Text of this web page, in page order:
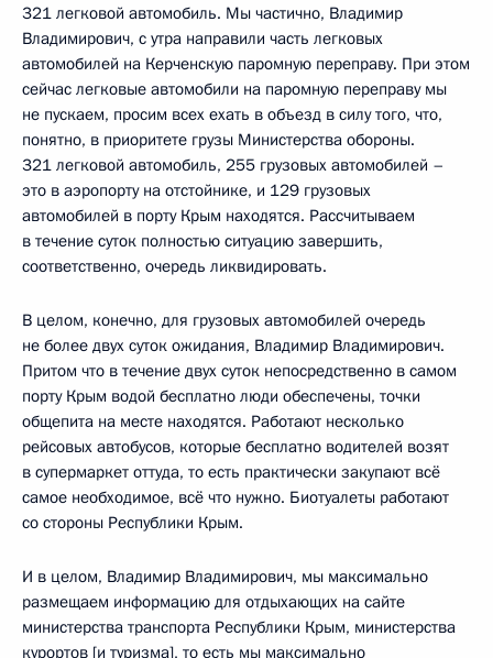
321 легковой автомобиль. Мы частично, Владимир
Владимирович, с утра направили часть легковых
автомобилей на Керченскую паромную переправу. При этом
сейчас легковые автомобили на паромную переправу мы
не пускаем, просим всех ехать в объезд в силу того, что,
понятно, в приоритете грузы Министерства обороны.
321 легковой автомобиль, 255 грузовых автомобилей –
это в аэропорту на отстойнике, и 129 грузовых
автомобилей в порту Крым находятся. Рассчитываем
в течение суток полностью ситуацию завершить,
соответственно, очередь ликвидировать.
В целом, конечно, для грузовых автомобилей очередь
не более двух суток ожидания, Владимир Владимирович.
Притом что в течение двух суток непосредственно в самом
порту Крым водой бесплатно люди обеспечены, точки
общепита на месте находятся. Работают несколько
рейсовых автобусов, которые бесплатно водителей возят
в супермаркет оттуда, то есть практически закупают всё
самое необходимое, всё что нужно. Биотуалеты работают
со стороны Республики Крым.
И в целом, Владимир Владимирович, мы максимально
размещаем информацию для отдыхающих на сайте
министерства транспорта Республики Крым, министерства
курортов [и туризма], то есть мы максимально